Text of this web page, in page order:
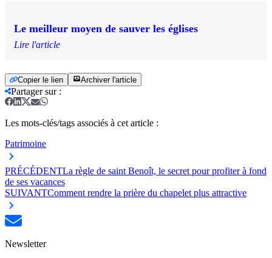
Le meilleur moyen de sauver les églises
Lire l'article
Copier le lien Archiver l'article
Partager sur:
Les mots-clés/tags associés à cet article :
Patrimoine
PRÉCÉDENTLa règle de saint Benoît, le secret pour profiter à fond
de ses vacances
SUIVANTComment rendre la prière du chapelet plus attractive
Newsletter